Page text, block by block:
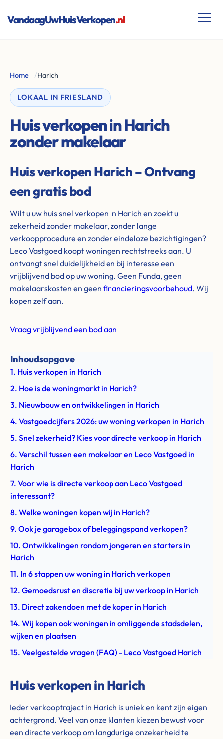
VandaagUwHuisVerkopen.nl
Home /Harich
LOKAAL IN FRIESLAND
Huis verkopen in Harich
zonder makelaar
Huis verkopen Harich – Ontvang
een gratis bod
Wilt u uw huis snel verkopen in Harich en zoekt u
zekerheid zonder makelaar, zonder lange
verkoopprocedure en zonder eindeloze bezichtigingen?
Leco Vastgoed koopt woningen rechtstreeks aan. U
ontvangt snel duidelijkheid en bij interesse een
vrijblijvend bod op uw woning. Geen Funda, geen
makelaarskosten en geen financieringsvoorbehoud. Wij
kopen zelf aan.
Vraag vrijblijvend een bod aan
Inhoudsopgave
1. Huis verkopen in Harich
2. Hoe is de woningmarkt in Harich?
3. Nieuwbouw en ontwikkelingen in Harich
4. Vastgoedcijfers 2026: uw woning verkopen in Harich
5. Snel zekerheid? Kies voor directe verkoop in Harich
6. Verschil tussen een makelaar en Leco Vastgoed in
Harich
7. Voor wie is directe verkoop aan Leco Vastgoed
interessant?
8. Welke woningen kopen wij in Harich?
9. Ook je garagebox of beleggingspand verkopen?
10. Ontwikkelingen rondom jongeren en starters in
Harich
11. In 6 stappen uw woning in Harich verkopen
12. Gemoedsrust en discretie bij uw verkoop in Harich
13. Direct zakendoen met de koper in Harich
14. Wij kopen ook woningen in omliggende stadsdelen,
wijken en plaatsen
15. Veelgestelde vragen (FAQ) - Leco Vastgoed Harich
Huis verkopen in Harich
Ieder verkooptraject in Harich is uniek en kent zijn eigen
achtergrond. Veel van onze klanten kiezen bewust voor
een directe verkoop om langdurige onzekerheid te